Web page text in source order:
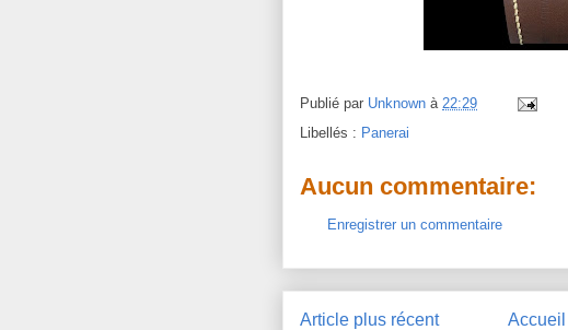
Publié par Unknown à 22:29
Libellés : Panerai
Aucun commentaire:
Enregistrer un commentaire
Article plus récent Accueil